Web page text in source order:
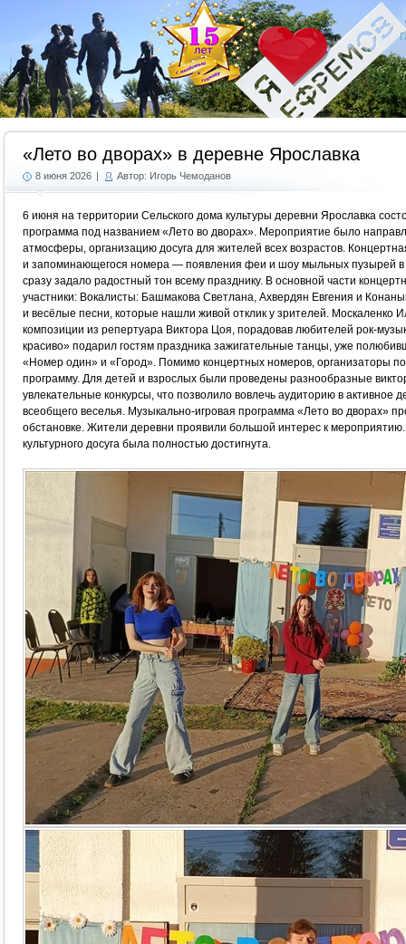
«Лето во дворах» в деревне Ярославка
8 июня 2026 | Автор: Игорь Чемоданов
6 июня на территории Сельского дома культуры деревни Ярославка
программа под названием «Лето во дворах». Мероприятие было
атмосферы, организацию досуга для жителей всех возрастов.
и запоминающегося номера — появления феи и шоу мыльных пузырей
сразу задало радостный тон всему празднику. В основной части
участники: Вокалисты: Башмакова Светлана, Ахвердян Евгения и
и весёлые песни, которые нашли живой отклик у зрителей. Москаленко
композиции из репертуара Виктора Цоя, порадовав любителей рок-
красиво» подарил гостям праздника зажигательные танцы, уже
«Номер один» и «Город». Помимо концертных номеров, организаторы
программу. Для детей и взрослых были проведены разнообразные
увлекательные конкурсы, что позволило вовлечь аудиторию в активное
всеобщего веселья. Музыкально-игровая программа «Лето во дворах»
обстановке. Жители деревни проявили большой интерес к мероприятию.
культурного досуга была полностью достигнута.